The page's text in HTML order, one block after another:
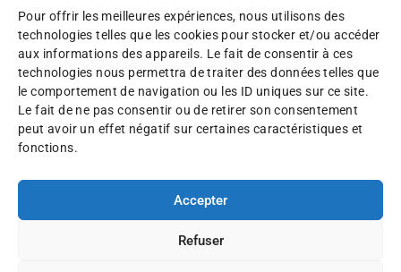
Pour offrir les meilleures expériences, nous utilisons des
technologies telles que les cookies pour stocker et/ou accéder
aux informations des appareils. Le fait de consentir à ces
technologies nous permettra de traiter des données telles que
le comportement de navigation ou les ID uniques sur ce site.
Le fait de ne pas consentir ou de retirer son consentement
peut avoir un effet négatif sur certaines caractéristiques et
fonctions.
Accepter
Refuser
©
A
F
A
F
M
e
n
t
i
o
n
s
P
l
a
n
d
s
t